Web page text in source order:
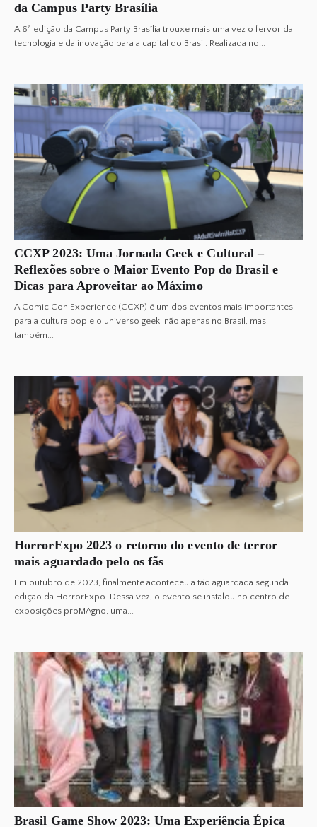
da Campus Party Brasília
A 6ª edição da Campus Party Brasília trouxe mais uma vez o fervor da
tecnologia e da inovação para a capital do Brasil. Realizada no...
CCXP 2023: Uma Jornada Geek e Cultural –
Reflexões sobre o Maior Evento Pop do Brasil e
Dicas para Aproveitar ao Máximo
A Comic Con Experience (CCXP) é um dos eventos mais importantes
para a cultura pop e o universo geek, não apenas no Brasil, mas
também...
HorrorExpo 2023 o retorno do evento de terror
mais aguardado pelo os fãs
Em outubro de 2023, finalmente aconteceu a tão aguardada segunda
edição da HorrorExpo. Dessa vez, o evento se instalou no centro de
exposições proMAgno, uma...
Brasil Game Show 2023: Uma Experiência Épica